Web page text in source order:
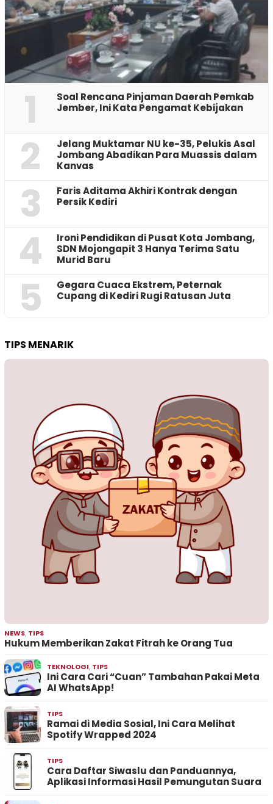
1
‎Soal Rencana Pinjaman Daerah Pemkab
Jember, Ini Kata Pengamat Kebijakan ‎
2
Jelang Muktamar NU ke-35, Pelukis Asal
Jombang Abadikan Para Muassis dalam
Kanvas
3
Faris Aditama Akhiri Kontrak dengan
Persik Kediri
4
Ironi Pendidikan di Pusat Kota Jombang,
SDN Mojongapit 3 Hanya Terima Satu
Murid Baru
5
‎Gegara Cuaca Ekstrem, Peternak
Cupang di Kediri Rugi Ratusan Juta
TIPS MENARIK
NEWS, TIPS
Hukum Memberikan Zakat Fitrah ke Orang Tua
TEKNOLOGI, TIPS
Ini Cara Cari “Cuan” Tambahan Pakai Meta
AI WhatsApp!
TIPS
Ramai di Media Sosial, Ini Cara Melihat
Spotify Wrapped 2024
TIPS
Cara Daftar Siwaslu dan Panduannya,
Aplikasi Informasi Hasil Pemungutan Suara